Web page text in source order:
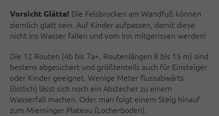
Vorsicht Glätte! Die Felsbrocken am Wandfuß können
ziemlich glatt sein. Auf Kinder aufpassen, damit diese
nicht ins Wasser fallen und vom Inn mitgerissen werden!
Die 12 Routen (4b bis 7a+, Routenlängen 8 bis 15 m) sind
bestens abgesichert und größtenteils auch für Einsteiger
oder Kinder geeignet. Wenige Meter flussabwärts
(östlich) lässt sich noch ein Abstecher zu einem
Wasserfall machen. Oder man folgt einem Steig hinauf
zum Mieminger Plateau (Locherboden).